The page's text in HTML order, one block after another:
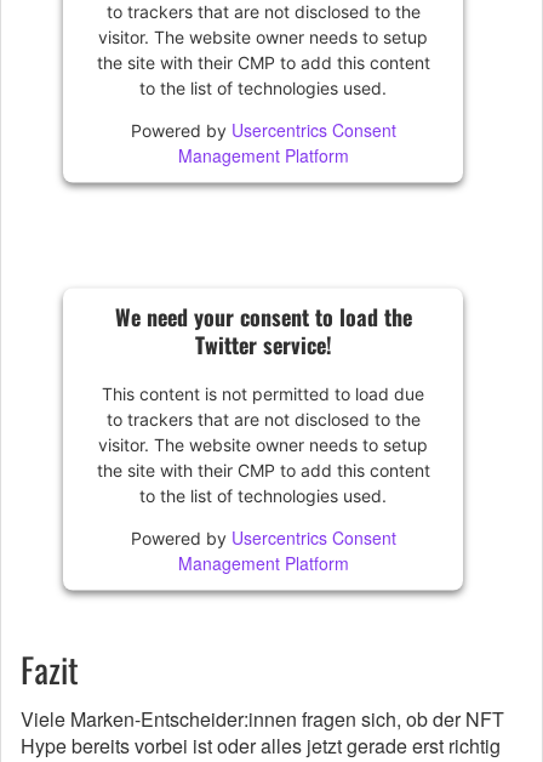
to trackers that are not disclosed to the
visitor. The website owner needs to setup
the site with their CMP to add this content
to the list of technologies used.
Powered by Usercentrics Consent
Management Platform
We need your consent to load the
Twitter service!
This content is not permitted to load due
to trackers that are not disclosed to the
visitor. The website owner needs to setup
the site with their CMP to add this content
to the list of technologies used.
Powered by Usercentrics Consent
Management Platform
Fazit
Viele Marken-Entscheider:innen fragen sich, ob der NFT
Hype bereits vorbei ist oder alles jetzt gerade erst richtig